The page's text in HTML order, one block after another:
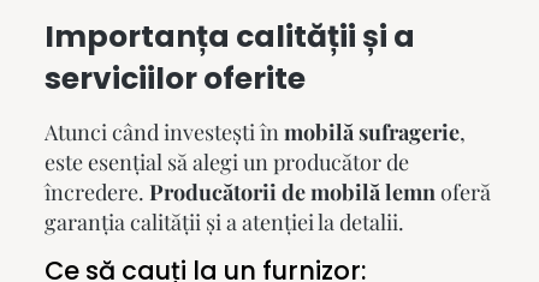
Importanța calității și a
serviciilor oferite
Atunci când investești în mobilă sufragerie,
este esențial să alegi un producător de
încredere. Producătorii de mobilă lemn oferă
garanția calității și a atenției la detalii.
Ce să cauți la un furnizor: